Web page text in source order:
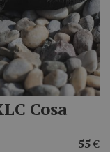
Cosa
55€